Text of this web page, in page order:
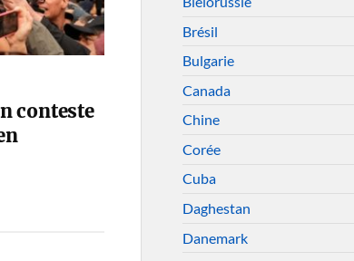
conteste
Brésil
Bulgarie
Canada
Chine
Corée
Cuba
Daghestan
Danemark